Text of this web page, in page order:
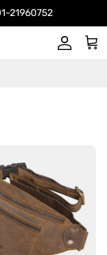
21960752
Account
Cart